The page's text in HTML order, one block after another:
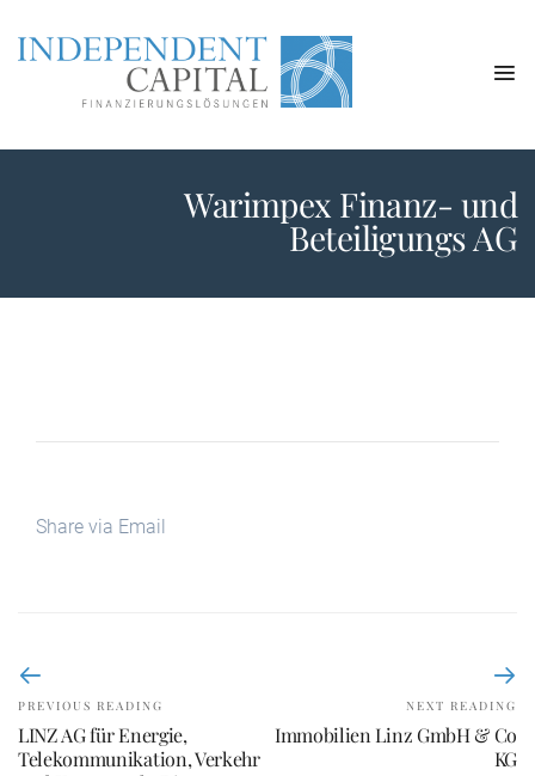
Warimpex Finanz- und
Beteiligungs AG
Share via Email
PREVIOUS READING
LINZ AG für Energie,
Telekommunikation, Verkehr
NEXT READING
Immobilien Linz GmbH & Co
KG